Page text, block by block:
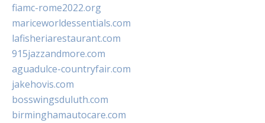
fiamc-rome2022.org
mariceworldessentials.com
lafisheriarestaurant.com
915jazzandmore.com
aguadulce-countryfair.com
jakehovis.com
bosswingsduluth.com
birminghamautocare.com